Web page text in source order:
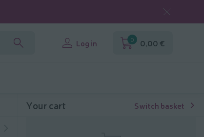
Log in 0 0,00 €
Your cart Switch basket